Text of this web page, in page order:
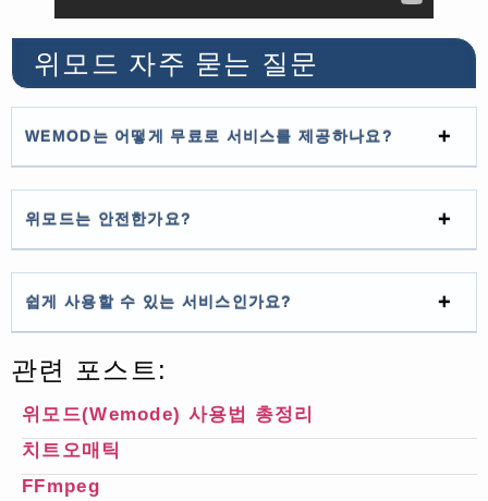
위모드 자주 묻는 질문
WEMOD는 어떻게 무료로 서비스를 제공하나요?
위모드는 안전한가요?
쉽게 사용할 수 있는 서비스인가요?
관련 포스트:
위모드(Wemode) 사용법 총정리
치트오매틱
FFmpeg